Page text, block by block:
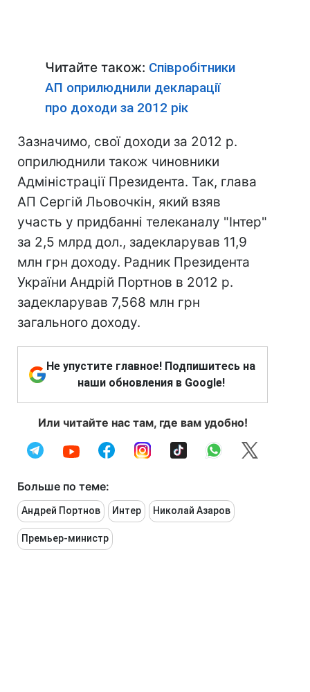
Читайте також: Співробітники
АП оприлюднили декларації
про доходи за 2012 рік
Зазначимо, свої доходи за 2012 р.
оприлюднили також чиновники
Адміністрації Президента. Так, глава
АП Сергій Льовочкін, який взяв
участь у придбанні телеканалу "Інтер"
за 2,5 млрд дол., задекларував 11,9
млн грн доходу. Радник Президента
України Андрій Портнов в 2012 р.
задекларував 7,568 млн грн
загального доходу.
Не упустите главное! Подпишитесь на
наши обновления в Google!
Или читайте нас там, где вам удобно!
Больше по теме:
Андрей Портнов Интер Николай Азаров
Премьер-министр